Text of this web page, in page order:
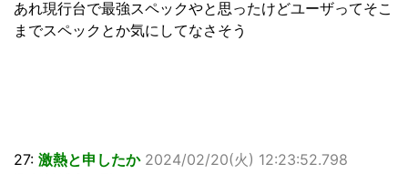
あれ現行台で最強スペックやと思ったけどユーザってそこ
までスペックとか気にしてなさそう
27: 激熱と申したか 2024/02/20(火) 12:23:52.798